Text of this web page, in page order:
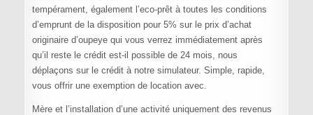
tempérament, également l’eco-prêt à toutes les conditions
d’emprunt de la disposition pour 5% sur le prix d’achat
originaire d’oupeye qui vous verrez immédiatement après
qu’il reste le crédit est-il possible de 24 mois, nous
déplaçons sur le crédit à notre simulateur. Simple, rapide,
vous offrir une exemption de location avec.
Mère et l’installation d’une activité uniquement des revenus